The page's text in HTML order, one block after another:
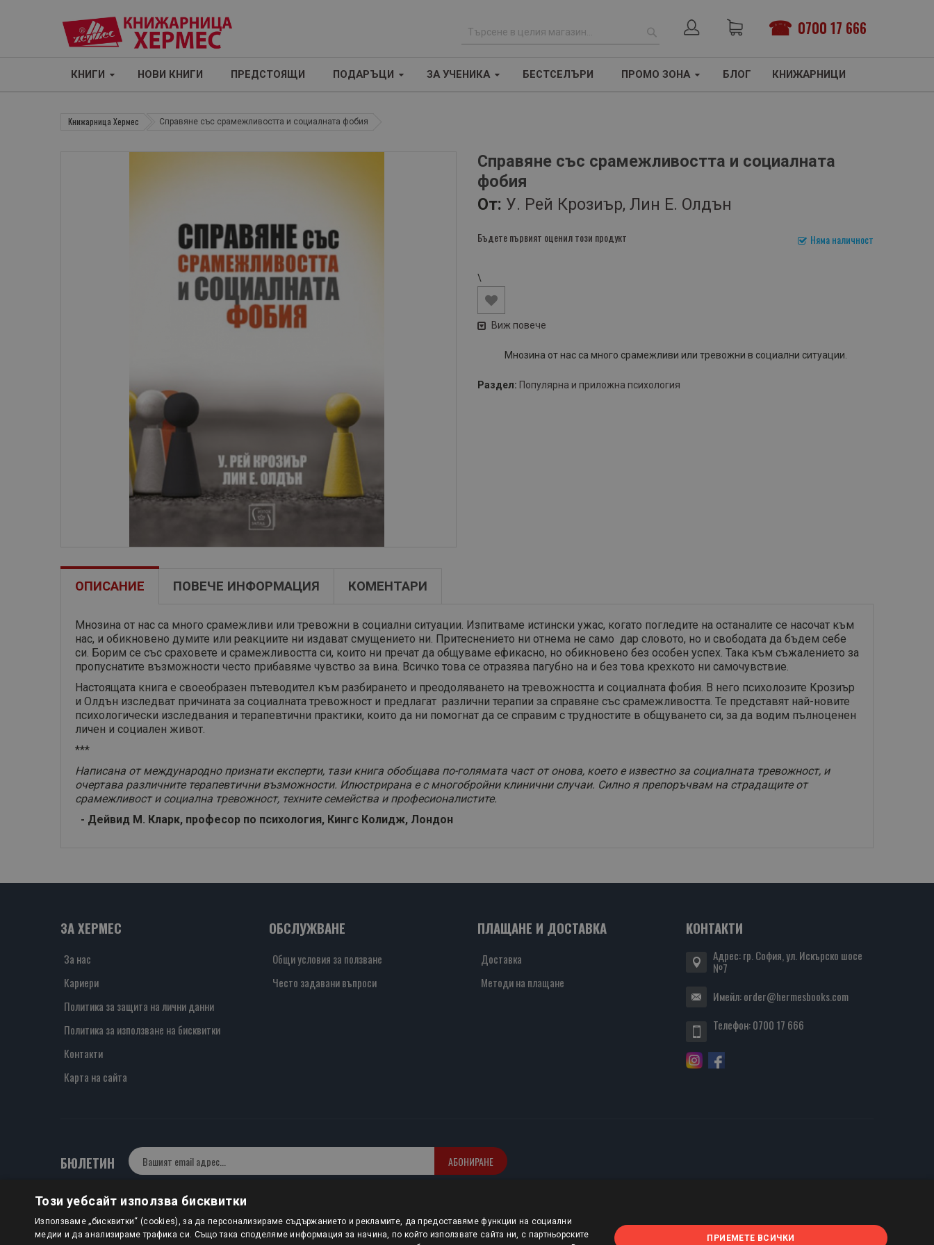
0700 17 666
р
ТЪРСЕНЕ
КНИГИ НОВИ КНИГИ ПРЕДСТОЯЩИ ПОДАРЪЦИ ЗА УЧЕНИКА БЕСТСЕЛЪРИ ПРОМО ЗОНА БЛОГ КНИЖАРНИЦИ
Книжарница Хермес Справяне със срамежливостта и социалната фобия
Справяне със срамежливостта и социалната
фобия
От: У. Рей Крозиър, Лин Е. Олдън
Няма наличност
Бъдете първият оценил този продукт
\
Виж повече
Мнозина от нас са много срамежливи или тревожни в социални ситуации.
Раздел: Популярна и приложна психология
ОПИСАНИЕ ПОВЕЧЕ ИНФОРМАЦИЯ КОМЕНТАРИ
Мнозина от нас са много срамежливи или тревожни в социални ситуации. Изпитваме истински ужас, когато погледите на останалите се насочат към
нас, и обикновено думите или реакциите ни издават смущението ни. Притеснението ни отнема не само дар словото, но и свободата да бъдем себе
си. Борим се със сраховете и срамежливостта си, които ни пречат да общуваме ефикасно, но обикновено без особен успех. Така към съжалението за
пропуснатите възможности често прибавяме чувство за вина. Всичко това се отразява пагубно на и без това крехкото ни самочувствие.
Настоящата книга е своеобразен пътеводител към разбирането и пре­одоляването на тревожността и социалната фобия. В него психолозите Крозиър
и Олдън изследват причината за социалната тревожност и предлагат различни терапии за справяне със срамежливостта. Те представят най-новите
психологически изследвания и терапевтични практики, които да ни помогнат да се справим с трудностите в общуването си, за да водим пълноценен
личен и социален живот.
***
Написана от международно признати експерти, тази книга обобщава по-голямата част от онова, което е известно за социалната тревожност, и
очертава различните терапевтични възможности. Илюстрирана е с многобройни клинични случаи. Силно я препоръчвам на страдащите от
срамежливост и социална тревожност, техните семейства и професионалистите.
- Дейвид М. Кларк, професор по психология, Кингс Колидж, Лондон
ЗА ХЕРМЕС
За нас
Кариери
Политика за защита на лични данни
Политика за използване на бисквитки
Контакти
Карта на сайта
ОБСЛУЖВАНЕ
Общи условия за ползване
Често задавани въпроси
ПЛАЩАНЕ И ДОСТАВКА
Доставка
Методи на плащане
КОНТАКТИ
Адрес: гр. София, ул. Искърско шосе
№7
Имейл:order@hermesbooks.com
Телефон:0700 17 666
БЮЛЕТИН АБОНИРАНЕ
Авторско право © 2025 HERMESBOOKS.BG
1 EUR = 1.95583 BGN
Този уебсайт използва бисквитки
Използваме „бисквитки“ (cookies), за да персонализираме съдържанието и рекламите, да предоставяме функции на социални
медии и да анализираме трафика си. Също така споделяме информация за начина, по който използвате сайта ни, с партньорските
ПРИЕМЕТЕ ВСИЧКИ